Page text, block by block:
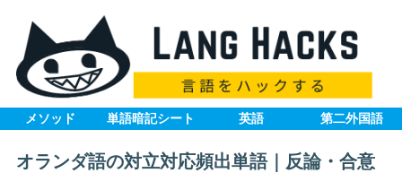
メソッド 単語暗記シート 英語 第二外国語
オランダ語の対立対応頻出単語｜反論・合意